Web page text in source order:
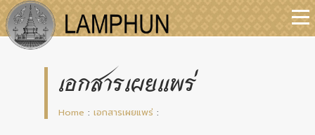
เอกสารเผยแพร่
Home : เอกสารเผยแพร่ :